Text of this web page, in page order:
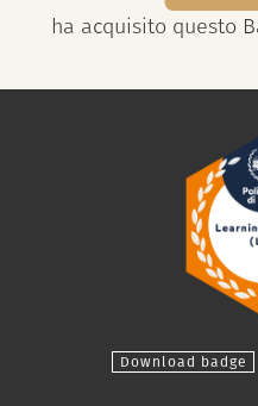
ha acquisito questo
Download badge